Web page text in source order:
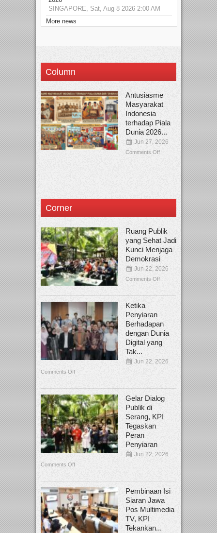
SINGAPORE, Sat, Aug 8 2026 2:00 AM
More news
Column
Antusiasme
Masyarakat
Indonesia
terhadap Piala
Dunia 2026...
Jun 27, 2026
Comments Off
Corner
Ruang Publik
yang Sehat Jadi
Kunci Menjaga
Demokrasi
Jun 22, 2026
Comments Off
Ketika
Penyiaran
Berhadapan
dengan Dunia
Digital yang
Tak...
Jun 22, 2026
Comments Off
Gelar Dialog
Publik di
Serang, KPI
Tegaskan
Peran
Penyiaran
Jun 22, 2026
Comments Off
Pembinaan Isi
Siaran Jawa
Pos Multimedia
TV, KPI
Tekankan...